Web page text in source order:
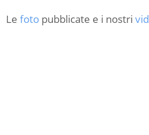
Le foto pubblicate e i nostri